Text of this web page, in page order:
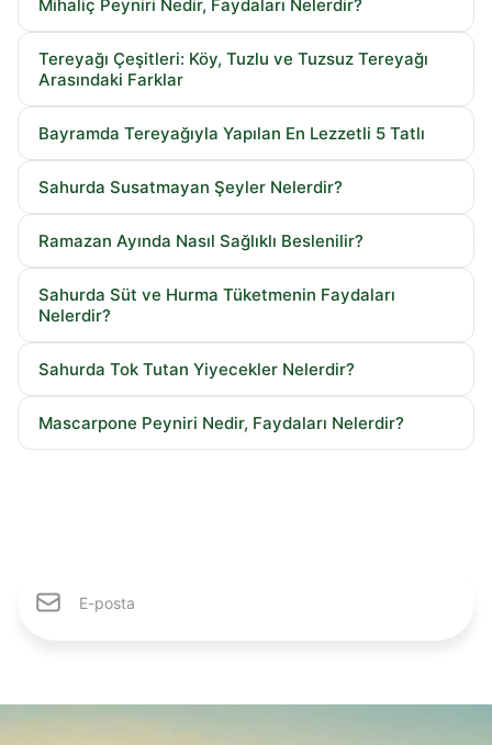
Mihaliç Peyniri Nedir, Faydaları Nelerdir?
Tereyağı Çeşitleri: Köy, Tuzlu ve Tuzsuz Tereyağı
Arasındaki Farklar
Bayramda Tereyağıyla Yapılan En Lezzetli 5 Tatlı
Sahurda Susatmayan Şeyler Nelerdir?
Ramazan Ayında Nasıl Sağlıklı Beslenilir?
Sahurda Süt ve Hurma Tüketmenin Faydaları
Nelerdir?
Sahurda Tok Tutan Yiyecekler Nelerdir?
Mascarpone Peyniri Nedir, Faydaları Nelerdir?